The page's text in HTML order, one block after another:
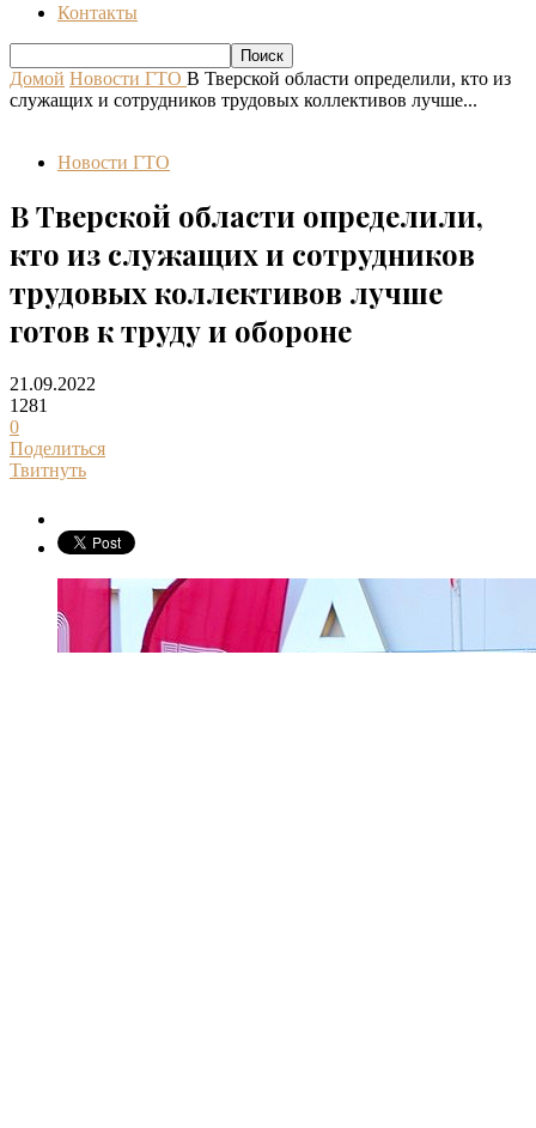
Контакты
Домой Новости ГТО В Тверской области определили, кто из
служащих и сотрудников трудовых коллективов лучше...
Новости ГТО
В Тверской области определили,
кто из служащих и сотрудников
трудовых коллективов лучше
готов к труду и обороне
21.09.2022
1281
0
Поделиться
Твитнуть